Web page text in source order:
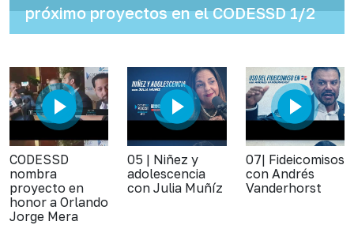
próximo proyectos en el CODESSD 1/2
CODESSD
nombra
proyecto en
honor a Orlando
Jorge Mera
05 | Niñez y
adolescencia
con Julia Muñíz
07| Fideicomisos
con Andrés
Vanderhorst